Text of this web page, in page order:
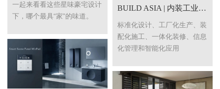
一起来看看这些星味豪宅设计
下，哪个最具“家”的味道。
BUILD ASIA | 内装工业化峰会助力智能家居品牌布局房地产装配式精装市场
标准化设计、工厂化生产、装
配化施工、一体化装修、信息
化管理和智能化应用